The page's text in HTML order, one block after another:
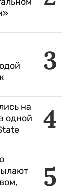
3
4
на
одной
5